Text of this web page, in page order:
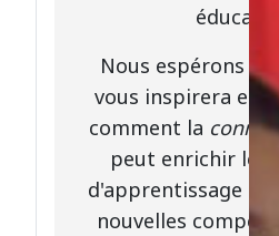
Nous espérons
vous inspirera et
comment la
peut enrichir les
d'apprentissage et
nouvelles